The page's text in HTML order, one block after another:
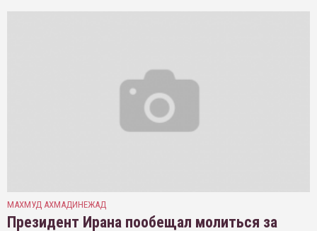
МАХМУД АХМАДИНЕЖАД
Президент Ирана пообещал молиться за